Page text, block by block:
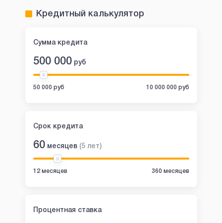
Кредитный калькулятор
Сумма кредита
500 000 руб
50 000 руб 10 000 000 руб
Срок кредита
60 месяцев (5 лет)
12 месяцев 360 месяцев
Процентная ставка